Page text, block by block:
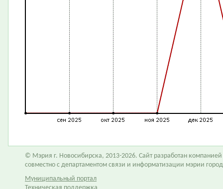
© Мэрия г. Новосибирска, 2013-2026. Сайт разработан компанией
совместно с департаментом связи и информатизации мэрии
Муниципальный портал